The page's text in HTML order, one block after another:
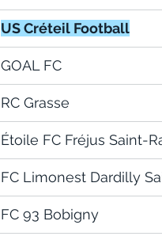
US Créteil Football
GOAL FC
RC Grasse
Étoile FC Fréjus Saint-
FC Limonest Dardilly
FC 93 Bobigny